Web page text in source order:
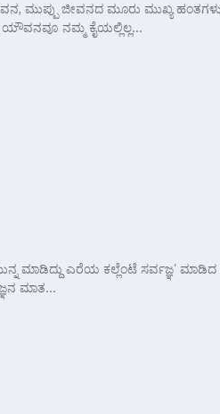
ಜೀವನದ ಮೂರು ಮುಖ್ಯ ಹಂತಗಳು.
ಯೌವನವೂ ನಮ್ಮ ಕೈಯಲ್ಲಿಲ್ಲ...
ಮಾಡಿದ್ದು ಎರೆಯ ಕಲ್ಲೆಂಟೆ ಸರ್ವಜ್ಞ’
ಮಾತ...